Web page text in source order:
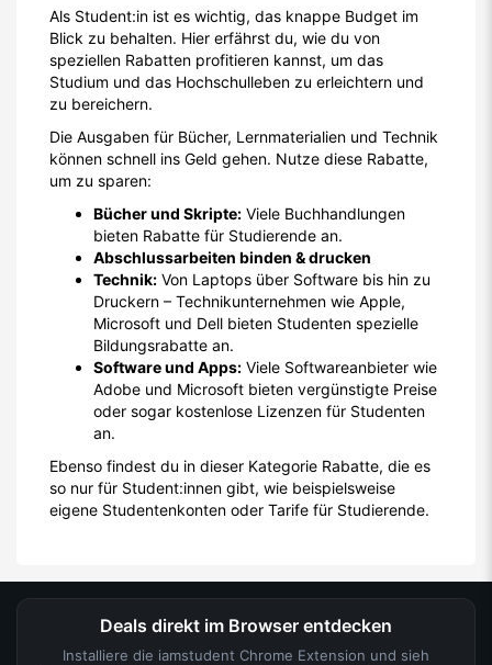
Als Student:in ist es wichtig, das knappe Budget im
Blick zu behalten. Hier erfährst du, wie du von
speziellen Rabatten profitieren kannst, um das
Studium und das Hochschulleben zu erleichtern und
zu bereichern.
Die Ausgaben für Bücher, Lernmaterialien und Technik
können schnell ins Geld gehen. Nutze diese Rabatte,
um zu sparen:
Bücher und Skripte: Viele Buchhandlungen
bieten Rabatte für Studierende an.
Abschlussarbeiten binden & drucken
Technik: Von Laptops über Software bis hin zu
Druckern – Technikunternehmen wie Apple,
Microsoft und Dell bieten Studenten spezielle
Bildungsrabatte an.
Software und Apps: Viele Softwareanbieter wie
Adobe und Microsoft bieten vergünstigte Preise
oder sogar kostenlose Lizenzen für Studenten
an.
Ebenso findest du in dieser Kategorie Rabatte, die es
so nur für Student:innen gibt, wie beispielsweise
eigene Studentenkonten oder Tarife für Studierende.
Deals direkt im Browser entdecken
Installiere die iamstudent Chrome Extension und sieh